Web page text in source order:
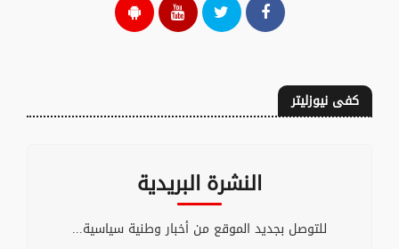
كفى نيوزليتر
النشرة البريدية
للتوصل بجديد الموقع من أخبار وطنية سياسية...